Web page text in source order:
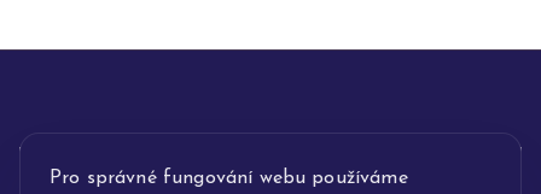
Pro správné fungování webu používáme
INFORMACE